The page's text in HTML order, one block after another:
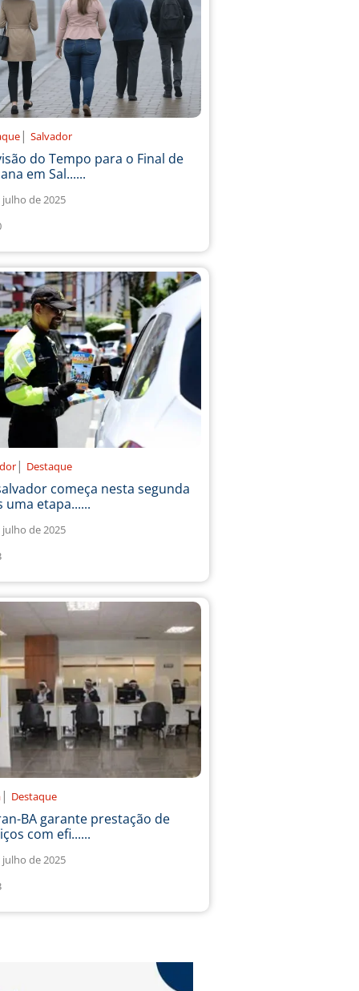
| Salvador
do Tempo para o Final de
em Sal......
julho de 2025
| Destaque
começa nesta segunda
uma etapa......
julho de 2025
| Destaque
BA garante prestação de
com efi......
julho de 2025